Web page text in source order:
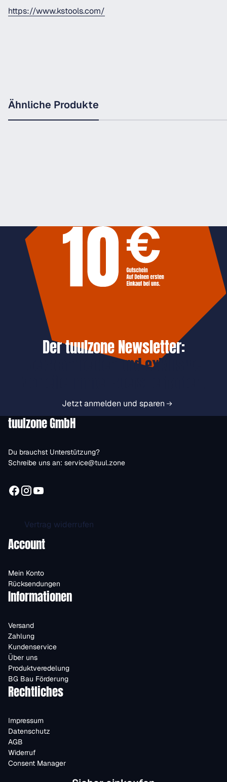
https://www.kstools.com/
Ähnliche Produkte
Der tuulzone Newsletter:
Jetzt anmelden und exklusive
Jetzt anmelden und sparen
tuulzone GmbH
Du brauchst Unterstützung?
Schreibe uns an: service@tuul.zone
Vertrag widerrufen
Account
Mein Konto
Rücksendungen
Informationen
Versand
Zahlung
Kundenservice
Über uns
Produktveredelung
BG Bau Förderung
Rechtliches
Impressum
Datenschutz
AGB
Widerruf
Consent Manager